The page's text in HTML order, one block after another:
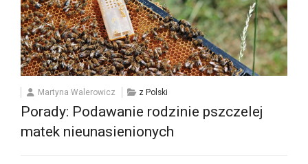
Martyna Walerowicz z Polski
Porady: Podawanie rodzinie pszczelej
matek nieunasienionych